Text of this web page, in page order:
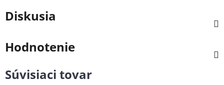
Diskusia
Hodnotenie
Súvisiaci tovar